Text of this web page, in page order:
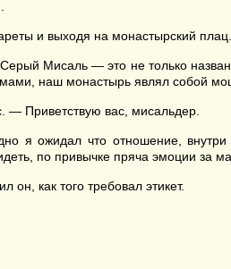
и выходя на монастырский плац.
Мисаль — это не только
наш монастырь являл собой
Приветствую вас, мисальдер.
я ожидал что отношение,
по привычке пряча эмоции за
как того требовал этикет.